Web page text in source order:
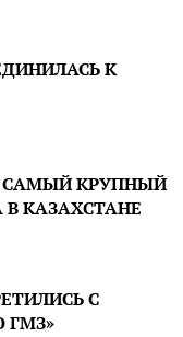
К
САМЫЙ КРУПНЫЙ
КАЗАХСТАНЕ
С
ГМЗ»